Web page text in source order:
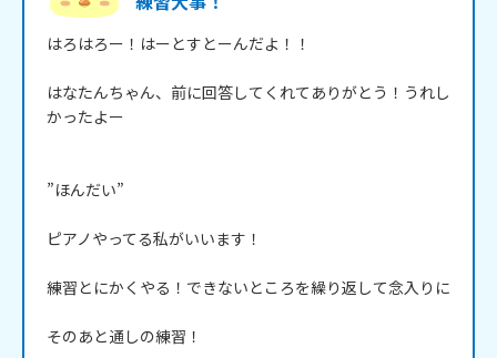
はろはろー！はーとすとーんだよ！！
はなたんちゃん、前に回答してくれてありがとう！うれし
かったよー
”ほんだい”
ピアノやってる私がいいます！
練習とにかくやる！できないところを繰り返して念入りに
そのあと通しの練習！